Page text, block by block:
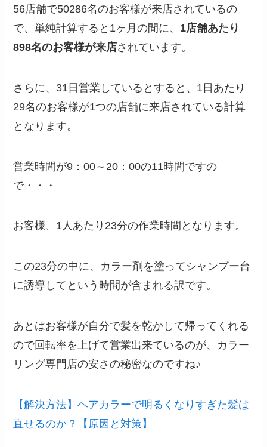
56店舗で50286名のお客様が来店されているの
で、単純計算すると1ヶ月の間に、 1店舗あたり
898名のお客様が来店されています。
さらに、31日営業しているとすると、1日あたり
29名のお客様が1つの店舗に来店されている計算
となります。
営業時間が9：00～20：00の11時間ですの
で・・・
お客様、1人あたり23分の作業時間となります。
この23分の中に、カラー剤を塗ってシャンプー台
に誘導してという時間が含まれる訳です。
あとはお客様が自分で髪を乾かして帰ってくれる
ので回転率を上げて営業出来ているのが、カラー
リング専門店の安さの秘密なのですね♪
【解決方法】ヘアカラーで明るくなりすぎた髪は
直せるのか？【原因と対策】